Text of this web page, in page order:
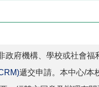
政府機構、學校或社會福
遞交申請。本中心/本